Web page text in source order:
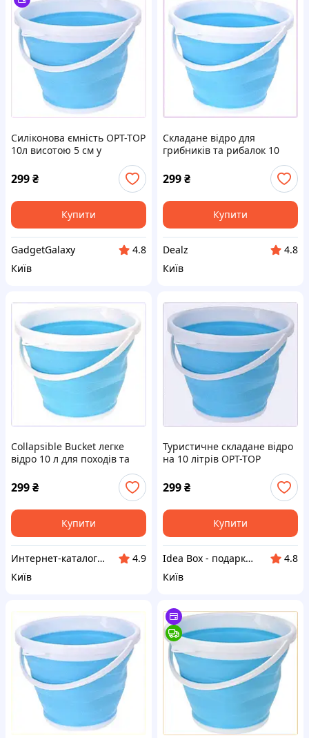
Силіконова ємність OPT-TOP
10л висотою 5 см у
858AAK0203
299₴
Купити
GadgetGalaxy
4.8
Київ
Складане відро для
грибників та рибалок 10
299₴
Купити
Dealz
4.8
Київ
Collapsible Bucket легке
відро 10 л для походів та
299₴
Купити
Интер​нет-ка​т​ал​​ог ски​​д​ок "МОДНИК"
4.9
Київ
Туристичне складане відро
на 10 літрів OPT-TOP
(1756374708) M8580203PE
299₴
Купити
Idea Box - подарки для всей семьи
4.8
Київ